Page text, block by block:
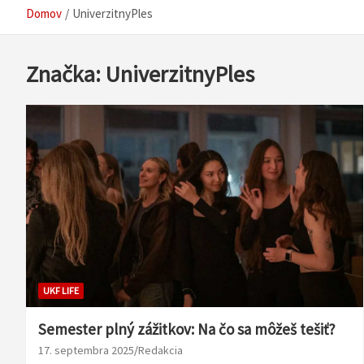
Domov UniverzitnyPles
Značka: UniverzitnyPles
UKF LIFE
Semester plný zážitkov: Na čo sa môžeš tešiť?
17. septembra 2025 Redakcia